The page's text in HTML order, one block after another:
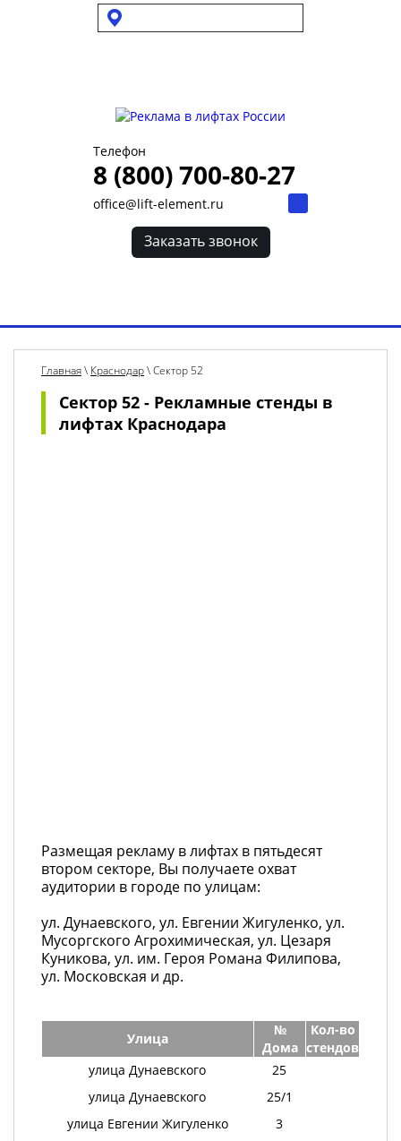
Телефон
8 (800) 700-80-27
office@lift-element.ru
Заказать звонок
Главная\ Краснодар\Сектор 52
Сектор 52 - Рекламные стенды в
лифтах Краснодара
Размещая рекламу в лифтах в пятьдесят
втором секторе, Вы получаете охват
аудитории в городе по улицам:
ул. Дунаевского, ул. Евгении Жигуленко, ул.
Мусоргского Агрохимическая, ул. Цезаря
Куникова, ул. им. Героя Романа Филипова,
ул. Московская и др.
Улица
№
Дома
Кол-во
стендов
улица Дунаевского
25
улица Дунаевского
25/1
улица Евгении Жигуленко
3